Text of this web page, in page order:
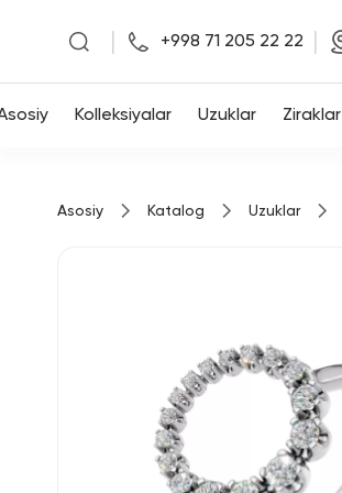
Asosiy
+998 71 205 22 22
Kolleksiyalar Uzuklar Ziraklar
Asosiy Katalog Uzuklar